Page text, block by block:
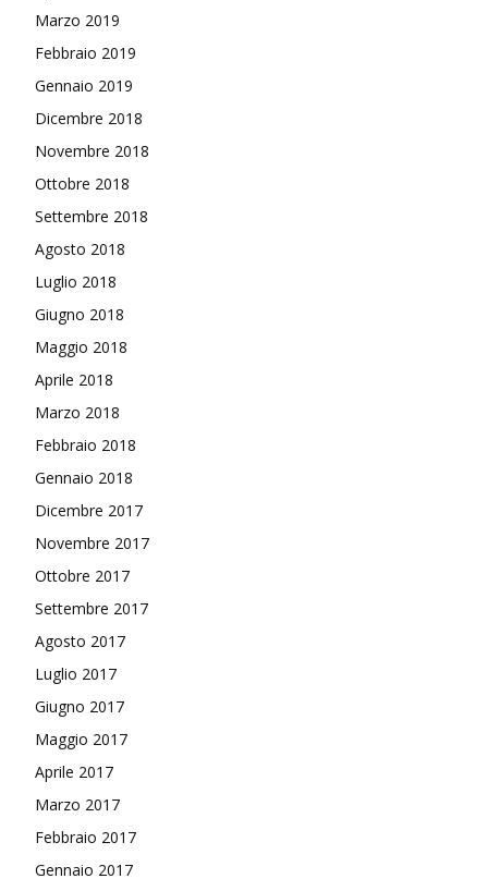
Marzo 2019
Febbraio 2019
Gennaio 2019
Dicembre 2018
Novembre 2018
Ottobre 2018
Settembre 2018
Agosto 2018
Luglio 2018
Giugno 2018
Maggio 2018
Aprile 2018
Marzo 2018
Febbraio 2018
Gennaio 2018
Dicembre 2017
Novembre 2017
Ottobre 2017
Settembre 2017
Agosto 2017
Luglio 2017
Giugno 2017
Maggio 2017
Aprile 2017
Marzo 2017
Febbraio 2017
Gennaio 2017